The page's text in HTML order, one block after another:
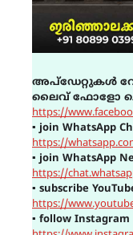
അപ്ഡേറ്റുകൾ
ലൈവ് ഫോളോ
https://
▪ join WhatsApp
https://
▪ join WhatsApp
https://
▪ subscribe
https://
▪ follow Instagram